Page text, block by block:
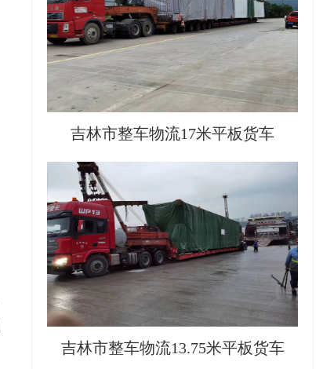
吉林市整车物流17米平板货车
吉林市整车物流13.75米平板货车